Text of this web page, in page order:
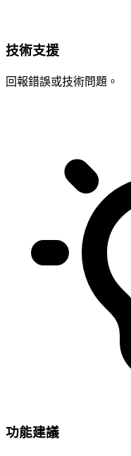
技術支援
回報錯誤或技術問題。
功能建議